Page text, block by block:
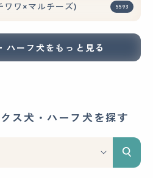
ワ×マルチーズ) 5593
ハーフ犬をもっと見る
ス犬・ハーフ犬を探す